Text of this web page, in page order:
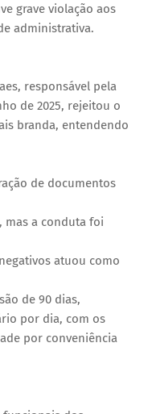
grave violação aos
administrativa.
responsável pela
de 2025, rejeitou o
branda, entendendo
de documentos
mas a conduta foi
atuou como
de 90 dias,
por dia, com os
por conveniência